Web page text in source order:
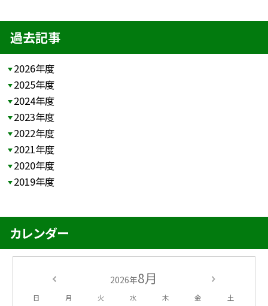
過去記事
2026年度
2025年度
2024年度
2023年度
2022年度
2021年度
2020年度
2019年度
カレンダー
2026年8月
日 月 火 水 木 金 土